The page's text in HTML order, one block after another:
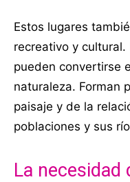
Estos lugares
recreativo y
pueden convertirse
naturaleza. Forman
paisaje y de la
poblaciones y sus
La necesidad